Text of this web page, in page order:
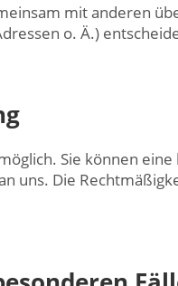
mit anderen
o. Ä.)
Sie können
uns. Die